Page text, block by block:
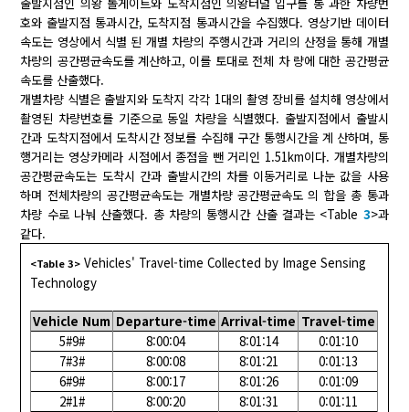
호와 출발지점 통과시간, 도착지점 통과시간을 수집했다. 영상기반 데이터
속도는 영상에서 식별 된 개별 차량의 주행시간과 거리의 산정을 통해 개별
차량의 공간평균속도를 계산하고, 이를 토대로 전체 차 량에 대한 공간평균
속도를 산출했다.
개별차량 식별은 출발지와 도착지 각각 1대의 촬영 장비를 설치해 영상에서
촬영된 차량번호를 기준으로 동일 차량을 식별했다. 출발지점에서 출발시
간과 도착지점에서 도착시간 정보를 수집해 구간 통행시간을 계 산하며, 통
행거리는 영상카메라 시점에서 종점을 뺀 거리인 1.51km이다. 개별차량의
공간평균속도는 도착시 간과 출발시간의 차를 이동거리로 나눈 값을 사용
하며 전체차량의 공간평균속도는 개별차량 공간평균속도 의 합을 총 통과
차량 수로 나눠 산출했다. 총 차량의 통행시간 산출 결과는 <Table 3>과
같다.
<Table 3> Vehicles' Travel-time Collected by Image Sensing
Technology
Vehicle Num Departure-time Arrival-time Travel-time
5#9#
8:00:04 8:01:14
0:01:10
7#3#
8:00:08 8:01:21
0:01:13
6#9#
8:00:17 8:01:26
0:01:09
2#1#
8:00:20 8:01:31
0:01:11